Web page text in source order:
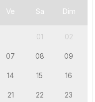
Ve Sa Dim
01 02
07 08 09
14 15 16
21 22 23